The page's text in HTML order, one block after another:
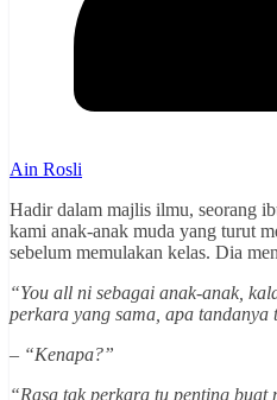
Ain Rosli
Hadir dalam majlis ilmu, seorang
kami anak-anak muda yang turut
sebelum memulakan kelas. Dia
“You all ni sebagai anak-anak,
perkara yang sama, apa tandanya
– “Kenapa?”
“Rasa tak perkara tu penting